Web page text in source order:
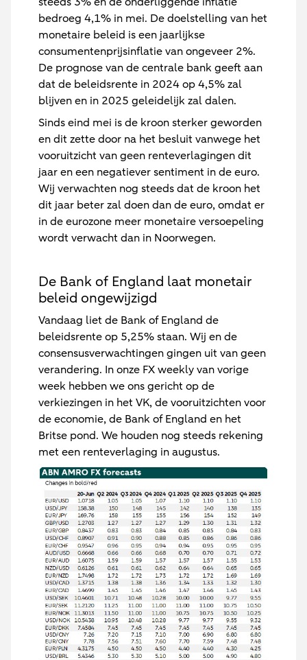
bedroeg 4,1% in mei. De doelstelling van het
monetaire beleid is een jaarlijkse
consumentenprijsinflatie van ongeveer 2%.
De prognose van de centrale bank geeft aan
dat de beleidsrente in 2024 op 4,5% zal
blijven en in 2025 geleidelijk zal dalen.
Sinds eind mei is de kroon sterker geworden
en dit zette door na het besluit vanwege het
vooruitzicht van geen renteverlagingen dit
jaar en een negatiever sentiment in de euro.
Wij verwachten nog steeds dat de kroon het
dit jaar beter zal doen dan de euro, omdat er
in de eurozone meer monetaire versoepeling
wordt verwacht dan in Noorwegen.
De Bank of England laat monetair
beleid ongewijzigd
Vandaag liet de Bank of England de
beleidsrente op 5,25% staan. Wij en de
consensusverwachtingen gingen uit van geen
verandering. In onze FX weekly van vorige
week hebben we ons gericht op de
verkiezingen in het VK, de vooruitzichten voor
de economie, de Bank of England en het
Britse pond. We houden nog steeds rekening
met een renteverlaging in augustus.